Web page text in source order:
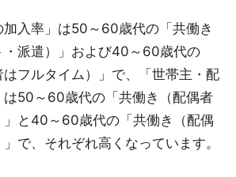
加入率」は50～60歳代の「共働き
・派遣）」および40～60歳代の
はフルタイム）」で、「世帯主・配
は50～60歳代の「共働き（配偶者
」と40～60歳代の「共働き（配偶
で、それぞれ高くなっています。